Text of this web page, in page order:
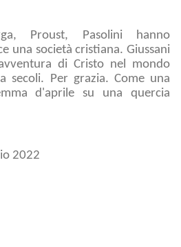
Proust, Pasolini hanno
una società cristiana. Giussani
di Cristo nel mondo
secoli. Per grazia. Come una
d'aprile su una quercia
2022